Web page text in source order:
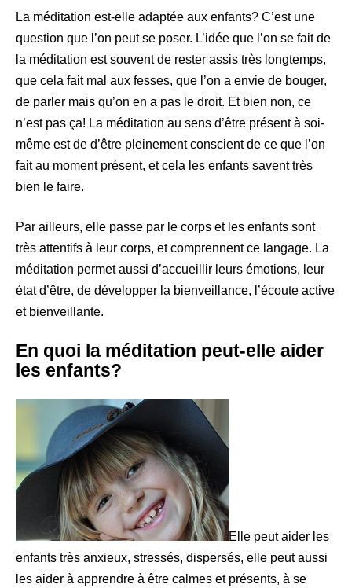
La méditation est-elle adaptée aux enfants? C’est une
question que l’on peut se poser. L’idée que l’on se fait de
la méditation est souvent de rester assis très longtemps,
que cela fait mal aux fesses, que l’on a envie de bouger,
de parler mais qu’on en a pas le droit. Et bien non, ce
n’est pas ça! La méditation au sens d’être présent à soi-
même est de d’être pleinement conscient de ce que l’on
fait au moment présent, et cela les enfants savent très
bien le faire.
Par ailleurs, elle passe par le corps et les enfants sont
très attentifs à leur corps, et comprennent ce langage. La
méditation permet aussi d’accueillir leurs émotions, leur
état d’être, de développer la bienveillance, l’écoute active
et bienveillante.
En quoi la méditation peut-elle aider
les enfants?
Elle peut aider les
enfants très anxieux, stressés, dispersés, elle peut aussi
les aider à apprendre à être calmes et présents, à se